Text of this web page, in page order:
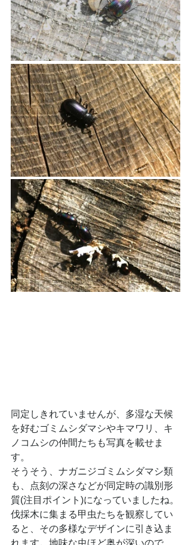
同定しきれていませんが、多湿な天候
を好むゴミムシダマシやキマワリ、キ
ノコムシの仲間たちも写真を載せま
す。
そうそう、ナガニジゴミムシダマシ類
も、点刻の深さなどが同定時の識別形
質(注目ポイント)になっていましたね。
伐採木に集まる甲虫たちを観察してい
ると、その多様なデザインに引き込ま
れます。地味な虫ほど奥が深いので